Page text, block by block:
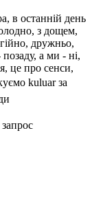
в останній день
з дощем,
дружньо,
а ми - ні,
це про сенси,
kuluar за